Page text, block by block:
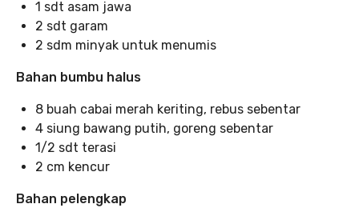
1 sdt asam jawa
2 sdt garam
2 sdm minyak untuk menumis
Bahan bumbu halus
8 buah cabai merah keriting, rebus sebentar
4 siung bawang putih, goreng sebentar
1/2 sdt terasi
2 cm kencur
Bahan pelengkap